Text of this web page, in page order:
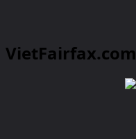
VietFairfax.com